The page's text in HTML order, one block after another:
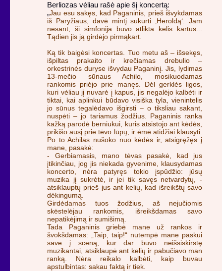
Berliozas vėliau rašė apie šį koncertą:
„Jau esu sakęs, kad Paganinis, prieš išvykdamas
iš Paryžiaus, davė mintį sukurti ‚Heroldą‘. Jam
nesant, ši simfonija buvo atlikta kelis kartus...
Tądien jis ją girdėjo pirmąkart.
Ką tik baigėsi koncertas. Tuo metu aš – išsekęs,
išpiltas prakaito ir krečiamas drebulio –
orkestrinės duryse išvydau Paganinį. Jis, lydimas
13-mečio sūnaus Achilo, mosikuodamas
rankomis priėjo prie manęs. Dėl gerklės ligos,
kuri vėliau jį nuvarė į kapus, jis negalėjo kalbėti ir
tiktai, kai aplinkui būdavo visiška tyla, vienintelis
jo sūnus tegalėdavo išgirsti – o tiksliau sakant,
nuspėti – jo tariamus žodžius. Paganinis ranka
kažką parodė berniukui, kuris atsistojo ant kėdės,
prikišo ausį prie tėvo lūpų, ir ėmė atidžiai klausyti.
Po to Achilas nušoko nuo kėdės ir, atsigręžęs į
mane, pasakė:
- Gerbiamasis, mano tėvas pasakė, kad jus
įtikinčiau, jog jis niekada gyvenime, klausydamas
koncerto, nėra patyręs tokio įspūdžio: jūsų
muzika jį sukrėtė, ir jei tik savęs netvardytų, -
atsiklauptų prieš jus ant kelių, kad išreikštų savo
dėkingumą.
Girdėdamas tuos žodžius, aš nejučiomis
skėstelėjau rankomis, išreikšdamas savo
nepatikėjimą ir sumišimą.
Tada Paganinis griebė mane už rankos ir
švokšdamas: „Taip, taip!“ nutempė mane paskui
save į sceną, kur dar buvo neišsiskirstę
muzikantai, atsiklaupė ant kelių ir pabučiavo man
ranką. Nėra reikalo kalbėti, kaip buvau
apstulbintas: sakau faktą ir tiek.